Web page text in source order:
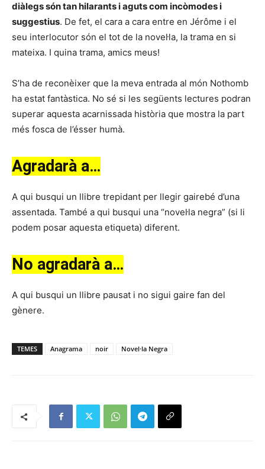
diàlegs són tan hilarants i aguts com incòmodes i
suggestius. De fet, el cara a cara entre en Jérôme i el
seu interlocutor són el tot de la novel·la, la trama en si
mateixa. I quina trama, amics meus!
S’ha de reconèixer que la meva entrada al món Nothomb
ha estat fantàstica. No sé si les següents lectures podran
superar aquesta acarnissada història que mostra la part
més fosca de l’ésser humà.
Agradarà a…
A qui busqui un llibre trepidant per llegir gairebé d’una
assentada. També a qui busqui una “novel·la negra” (si li
podem posar aquesta etiqueta) diferent.
No agradarà a…
A qui busqui un llibre pausat i no sigui gaire fan del
gènere.
TEMES Anagrama noir Novel·la Negra